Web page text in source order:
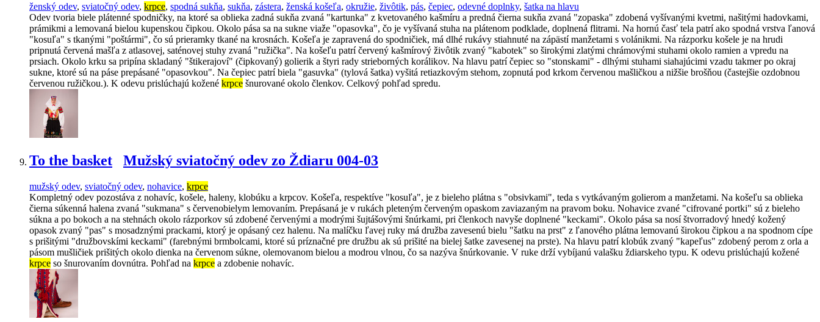
ženský odev, sviatočný odev, krpce, spodná sukňa, sukňa, zástera, ženská košeľa, okružie, živôtik, pás, čepiec, odevné doplnky, šatka na hlavu
Odev tvoria biele plátenné spodničky, na ktoré sa oblieka zadná sukňa zvaná "kartunka" z kvetovaného kašmíru a predná čierna sukňa zvaná "zopaska" zdobená vyšívanými kvetmi, našitými hadovkami,
prámikmi a lemovaná bielou kupenskou čipkou. Okolo pása sa na sukne viaže "opasovka", čo je vyšívaná stuha na plátenom podklade, doplnená flitrami. Na hornú časť tela patrí ako spodná vrstva ľanová
"kosuľa" s tkanými "poštármi", čo sú prieramky tkané na krosnách. Košeľa je zapravená do spodničiek, má dlhé rukávy stiahnuté na zápästí manžetami s volánikmi. Na rázporku košele je na hrudi
pripnutá červená mašľa z atlasovej, saténovej stuhy zvaná "ružička". Na košeľu patrí červený kašmírový živôtik zvaný "kabotek" so širokými zlatými chrámovými stuhami okolo ramien a vpredu na
prsiach. Okolo krku sa pripína skladaný "štikerajoví" (čipkovaný) golierik a štyri rady strieborných korálikov. Na hlavu patrí čepiec so "stonskami" - dlhými stuhami siahajúcimi vzadu takmer po okraj
sukne, ktoré sú na páse prepásané "opasovkou". Na čepiec patrí biela "gasuvka" (tylová šatka) vyšitá retiazkovým stehom, zopnutá pod krkom červenou mašličkou a nižšie brošňou (častejšie ozdobnou
červenou ružičkou.). K odevu prislúchajú kožené krpce šnurované okolo členkov. Celkový pohľad spredu.
To the basket Mužský sviatočný odev zo Ždiaru 004-03
mužský odev, sviatočný odev, nohavice, krpce
Kompletný odev pozostáva z nohavíc, košele, haleny, klobúku a krpcov. Košeľa, respektíve "kosuľa", je z bieleho plátna s "obsivkami", teda s vytkávaným golierom a manžetami. Na košeľu sa oblieka
čierna súkenná halena zvaná "sukmana" s červenobielym lemovaním. Prepásaná je v rukách pleteným červeným opaskom zaviazaným na pravom boku. Nohavice zvané "cifrované portki" sú z bieleho
súkna a po bokoch a na stehnách okolo rázporkov sú zdobené červenými a modrými šujtášovými šnúrkami, pri členkoch navyše doplnené "keckami". Okolo pása sa nosí štvorradový hnedý kožený
opasok zvaný "pas" s mosadznými prackami, ktorý je opásaný cez halenu. Na malíčku ľavej ruky má družba zavesenú bielu "šatku na prst" z ľanového plátna lemovanú širokou čipkou a na spodnom cípe
s prišitými "družbovskími keckami" (farebnými brmbolcami, ktoré sú príznačné pre družbu ak sú prišité na bielej šatke zavesenej na prste). Na hlavu patrí klobúk zvaný "kapeľus" zdobený perom z orla a
pásom mušličiek prišitých okolo dienka na červenom súkne, olemovanom bielou a modrou vlnou, čo sa nazýva šnúrkovanie. V ruke drží vybíjanú valašku ždiarskeho typu. K odevu prislúchajú kožené
krpce so šnurovaním dovnútra. Pohľad na krpce a zdobenie nohavíc.